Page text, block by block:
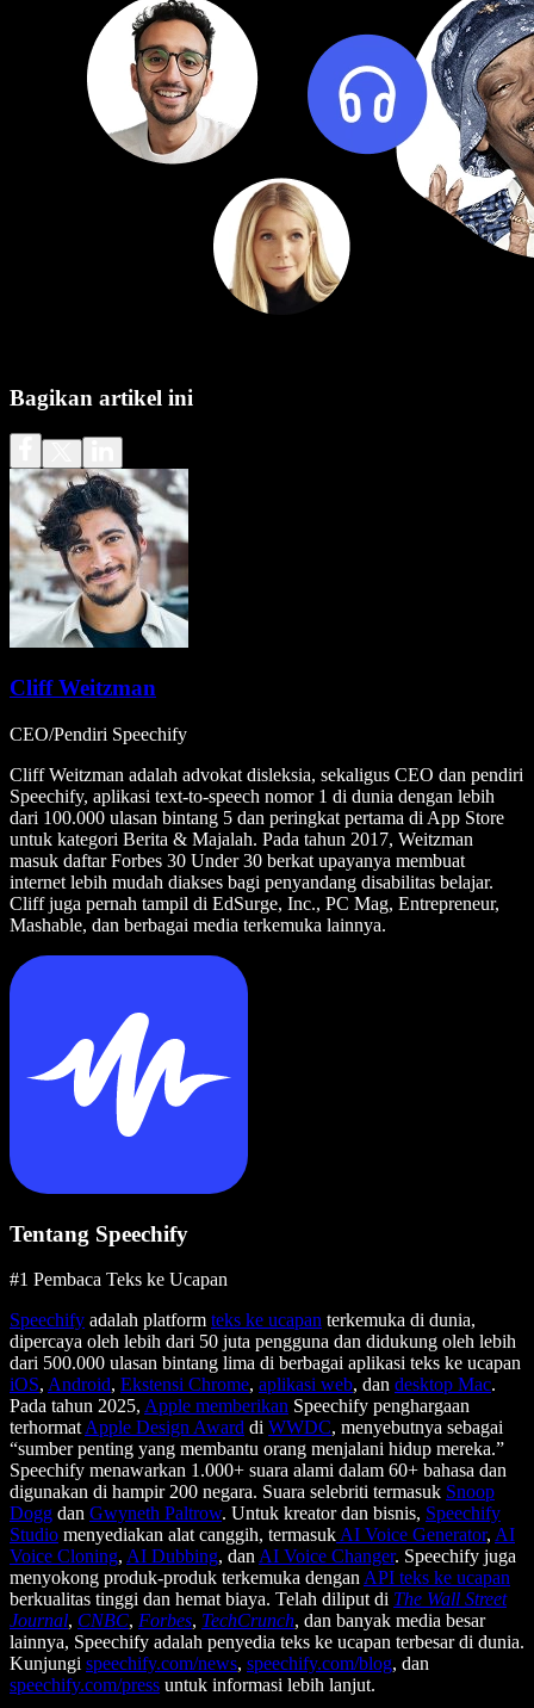
Bagikan artikel ini
Cliff Weitzman
CEO/Pendiri Speechify
Cliff Weitzman adalah advokat disleksia, sekaligus CEO dan pendiri
Speechify, aplikasi text-to-speech nomor 1 di dunia dengan lebih
dari 100.000 ulasan bintang 5 dan peringkat pertama di App Store
untuk kategori Berita & Majalah. Pada tahun 2017, Weitzman
masuk daftar Forbes 30 Under 30 berkat upayanya membuat
internet lebih mudah diakses bagi penyandang disabilitas belajar.
Cliff juga pernah tampil di EdSurge, Inc., PC Mag, Entrepreneur,
Mashable, dan berbagai media terkemuka lainnya.
Tentang Speechify
#1 Pembaca Teks ke Ucapan
Speechify adalah platform teks ke ucapan terkemuka di dunia,
dipercaya oleh lebih dari 50 juta pengguna dan didukung oleh lebih
dari 500.000 ulasan bintang lima di berbagai aplikasi teks ke ucapan
iOS, Android, Ekstensi Chrome, aplikasi web, dan desktop Mac.
Pada tahun 2025, Apple memberikan Speechify penghargaan
terhormat Apple Design Award di WWDC, menyebutnya sebagai
“sumber penting yang membantu orang menjalani hidup mereka.”
Speechify menawarkan 1.000+ suara alami dalam 60+ bahasa dan
digunakan di hampir 200 negara. Suara selebriti termasuk Snoop
Dogg dan Gwyneth Paltrow. Untuk kreator dan bisnis, Speechify
Studio menyediakan alat canggih, termasuk AI Voice Generator, AI
Voice Cloning, AI Dubbing, dan AI Voice Changer. Speechify juga
menyokong produk-produk terkemuka dengan API teks ke ucapan
berkualitas tinggi dan hemat biaya. Telah diliput di The Wall Street
Journal, CNBC, Forbes, TechCrunch, dan banyak media besar
lainnya, Speechify adalah penyedia teks ke ucapan terbesar di dunia.
Kunjungi speechify.com/news, speechify.com/blog, dan
speechify.com/press untuk informasi lebih lanjut.